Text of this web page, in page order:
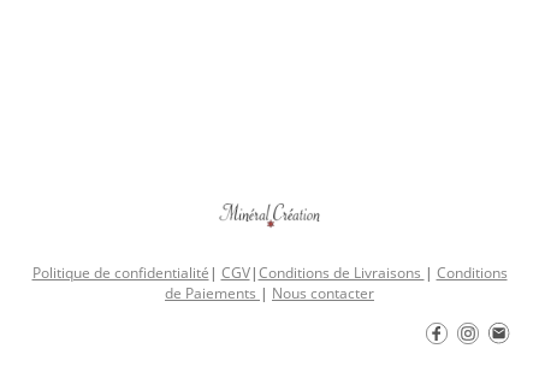
Politique de confidentialité | CGV|Conditions de Livraisons | Conditions
de Paiements | Nous contacter